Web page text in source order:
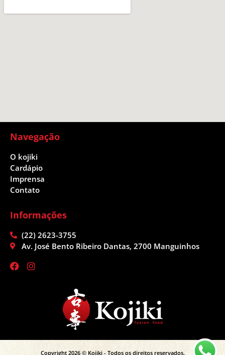
Navegação
O kojiki
Cardápio
Imprensa
Contato
Informações
(22) 2623-3755
Av. José Bento Ribeiro Dantas, 2700 Manguinhos
Copyright 2026 © Kojiki - Todos os direitos reservados.